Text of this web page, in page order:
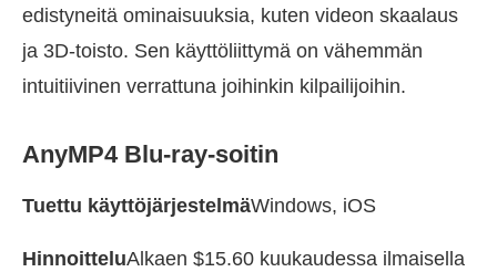
edistyneitä ominaisuuksia, kuten videon skaalaus
ja 3D-toisto. Sen käyttöliittymä on vähemmän
intuitiivinen verrattuna joihinkin kilpailijoihin.
AnyMP4 Blu-ray-soitin
Tuettu käyttöjärjestelmäWindows, iOS
HinnoitteluAlkaen $15.60 kuukaudessa ilmaisella